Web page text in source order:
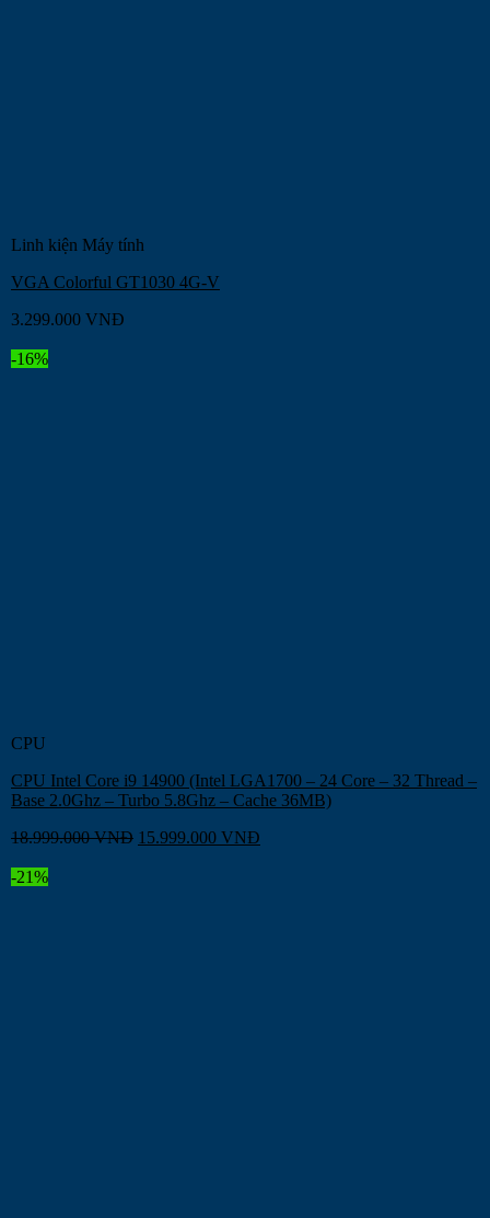
Linh kiện Máy tính
VGA Colorful GT1030 4G-V
3.299.000 VNĐ
-16%
CPU
CPU Intel Core i9 14900 (Intel LGA1700 – 24 Core – 32 Thread –
Base 2.0Ghz – Turbo 5.8Ghz – Cache 36MB)
18.999.000VNĐ 15.999.000 VNĐ
-21%